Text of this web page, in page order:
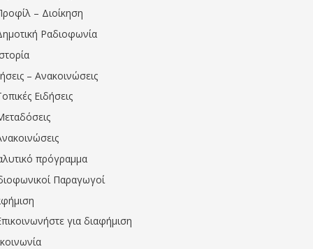
– Διοίκηση
Ραδιοφωνία
– Ανακοινώσεις
Ειδήσεις
πρόγραμμα
Παραγωγοί
για διαφήμιση